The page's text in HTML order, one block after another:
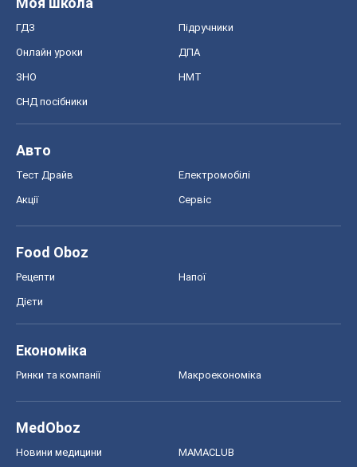
ГДЗ Підручники
Онлайн уроки ДПА
ЗНО НМТ
СНД посібники
Авто
Тест Драйв Електромобілі
Акції Сервіс
Food Oboz
Рецепти Напої
Дієти
Економіка
Ринки та компанії Макроекономіка
MedOboz
Новини медицини MAMACLUB